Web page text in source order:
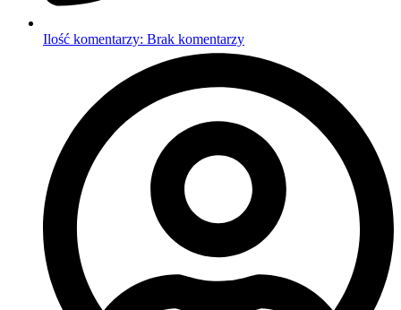
Ilość komentarzy: Brak komentarzy